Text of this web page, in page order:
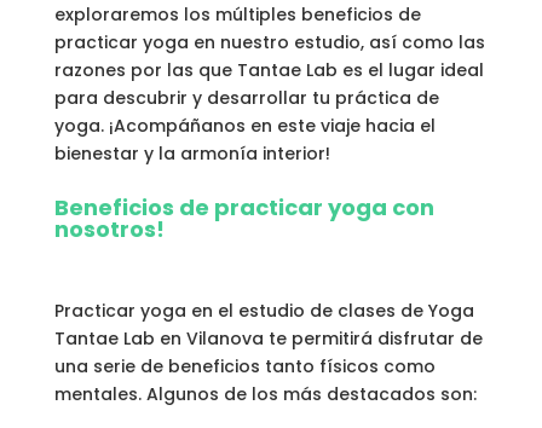
exploraremos los múltiples beneficios de
practicar yoga en nuestro estudio, así como las
razones por las que Tantae Lab es el lugar ideal
para descubrir y desarrollar tu práctica de
yoga. ¡Acompáñanos en este viaje hacia el
bienestar y la armonía interior!
Beneficios de practicar yoga con
nosotros!
Practicar yoga en el estudio de clases de Yoga
Tantae Lab en Vilanova te permitirá disfrutar de
una serie de beneficios tanto físicos como
mentales. Algunos de los más destacados son: